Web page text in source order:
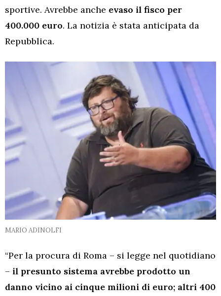
sportive. Avrebbe anche evaso il fisco per
400.000 euro. La notizia è stata anticipata da
Repubblica.
MARIO ADINOLFI
“Per la procura di Roma – si legge nel quotidiano
– il presunto sistema avrebbe prodotto un
danno vicino ai cinque milioni di euro; altri 400